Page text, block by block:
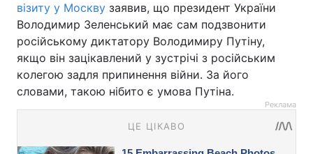
візиту у Москву заявив, що президент України
Володимир Зеленський має сам подзвонити
російському диктатору Володимиру Путіну,
якщо він зацікавлений у зустрічі з російським
колегою задля припинення війни. За його
словами, такою нібито є умова Путіна.
Реклама